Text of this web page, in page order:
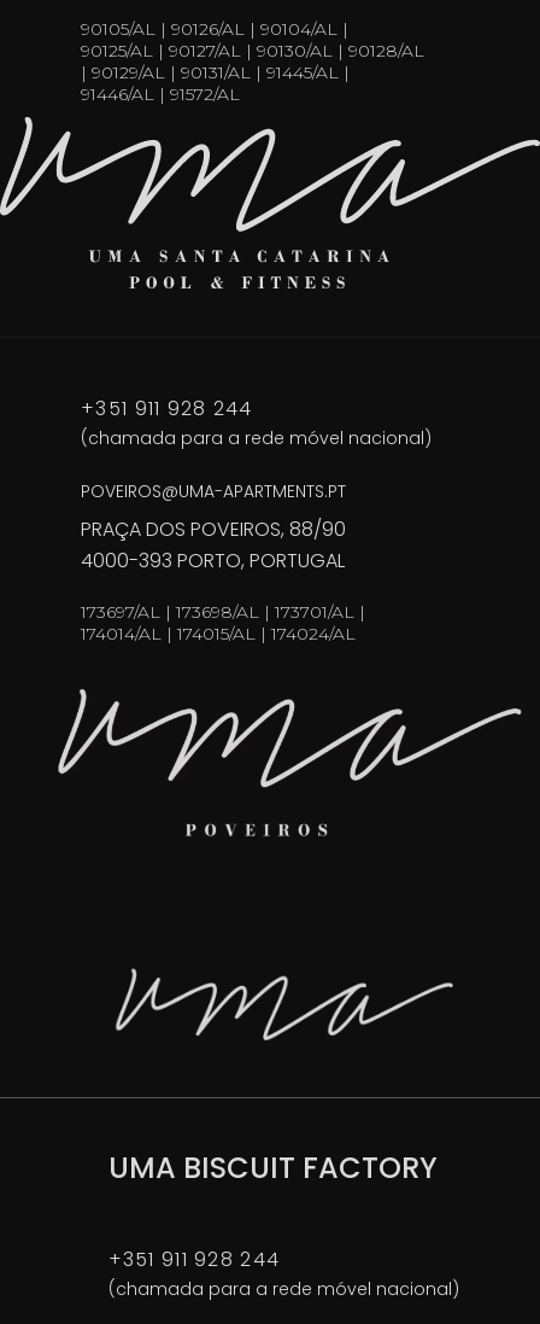
90105/AL | 90126/AL | 90104/AL |
90125/AL | 90127/AL | 90130/AL | 90128/AL
| 90129/AL | 90131/AL | 91445/AL |
91446/AL | 91572/AL
+351 911 928 244
(chamada para a rede móvel nacional)
POVEIROS@UMA-APARTMENTS.PT
PRAÇA DOS POVEIROS, 88/90
4000-393 PORTO, PORTUGAL
173697/AL | 173698/AL | 173701/AL |
174014/AL | 174015/AL | 174024/AL
UMA BISCUIT FACTORY
+351 911 928 244
(chamada para a rede móvel nacional)